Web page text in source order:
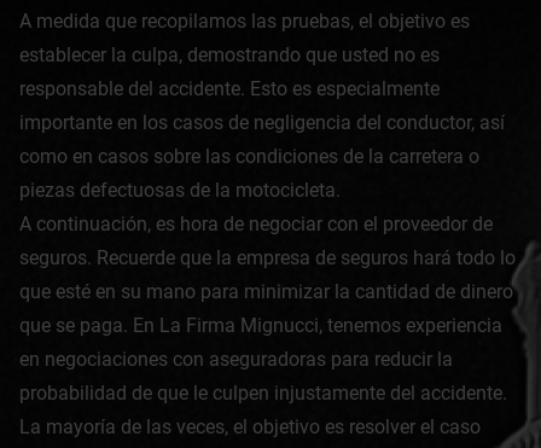
A medida que recopilamos las pruebas, el objetivo es
establecer la culpa, demostrando que usted no es
responsable del accidente. Esto es especialmente
importante en los casos de negligencia del conductor, así
como en casos sobre las condiciones de la carretera o
piezas defectuosas de la motocicleta.
A continuación, es hora de negociar con el proveedor de
seguros. Recuerde que la empresa de seguros hará todo lo
que esté en su mano para minimizar la cantidad de dinero
que se paga. En La Firma Mignucci, tenemos experiencia
en negociaciones con aseguradoras para reducir la
probabilidad de que le culpen injustamente del accidente.
La mayoría de las veces, el objetivo es resolver el caso